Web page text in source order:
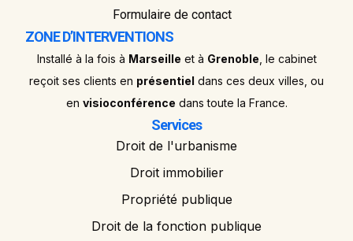
Formulaire de contact
ZONE D’INTERVENTIONS
Installé à la fois à Marseille et à Grenoble , le cabinet
reçoit ses clients en présentiel dans ces deux villes, ou
en visioconférence dans toute la France.
Services
Droit de l'urbanisme
Droit immobilier
Propriété publique
Droit de la fonction publique